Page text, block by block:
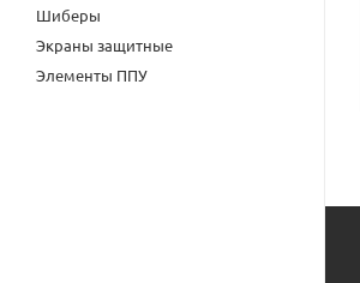
Шиберы
Экраны защитные
Элементы ППУ